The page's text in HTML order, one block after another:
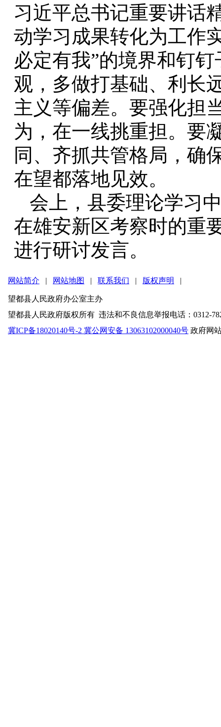
习近平总书记重要讲话
动学习成果转化为工作
必定有我”的境界和钉
观，多做打基础、利长
主义等偏差。要强化担
为，在一线挑重担。要
同、齐抓共管格局，确
在望都落地见效。
会上，县委理论学习
在雄安新区考察时的重
进行研讨发言。